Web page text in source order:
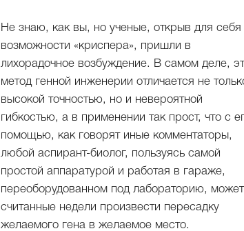
Не знаю, как вы, но ученые, открыв для себя
возможности «криспера», пришли в
лихорадочное возбуждение. В самом деле,
метод генной инженерии отличается не
высокой точностью, но и невероятной
гибкостью, а в применении так прост, что с
помощью, как говорят иные комментаторы,
любой аспирант-биолог, пользуясь самой
простой аппаратурой и работая в гараже,
переоборудованном под лабораторию,
считанные недели произвести пересадку
желаемого гена в желаемое место.